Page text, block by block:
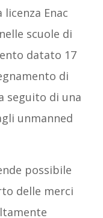
Enac
scuole di
datato 17
di
seguito di una
unmanned
possibile
delle merci